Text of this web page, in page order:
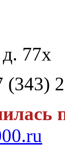
77х
(343)